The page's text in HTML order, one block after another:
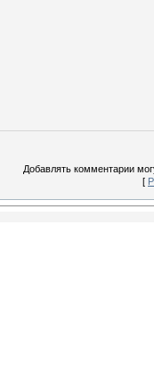
Добавлять комментарии
[